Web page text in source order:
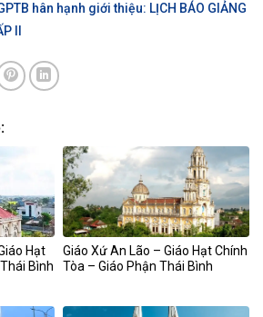
hân hạnh giới thiệu: LỊCH BÁO GIẢNG
II
Hạt
Bình
Giáo Xứ An Lão – Giáo Hạt Chính
Tòa – Giáo Phận Thái Bình